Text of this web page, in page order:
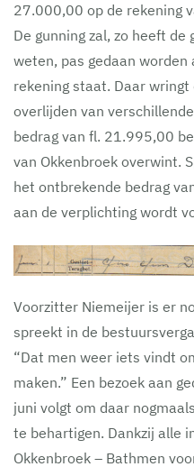
27.000,00 op de rekening
De gunning zal, zo heeft
weten, pas gedaan
rekening staat. Daar
overlijden van
bedrag van fl. 21.995,00
van Okkenbroek overwint.
het ontbrekende bedrag
aan de verplichting wordt
Voorzitter Niemeijer is er
spreekt in de
“Dat men weer iets vindt
maken.” Een bezoek aan
juni volgt om daar
te behartigen. Dankzij alle
Okkenbroek – Bathmen